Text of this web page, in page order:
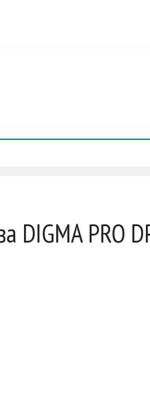
DIGMA PRO